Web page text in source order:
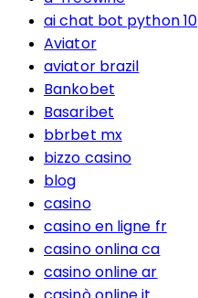
ai chat bot python 10
Aviator
aviator brazil
Bankobet
Basaribet
bbrbet mx
bizzo casino
blog
casino
casino en ligne fr
casino onlina ca
casino online ar